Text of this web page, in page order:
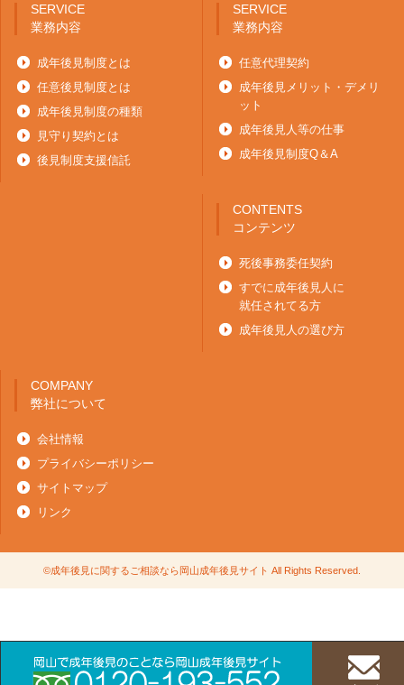
SERVICE
業務内容
成年後見制度とは
任意後見制度とは
成年後見制度の種類
見守り契約とは
後見制度支援信託
SERVICE
業務内容
任意代理契約
成年後見メリット・デメリ
ット
成年後見人等の仕事
成年後見制度Q＆A
CONTENTS
コンテンツ
死後事務委任契約
すでに成年後見人に
就任されてる方
成年後見人の選び方
COMPANY
弊社について
会社情報
プライバシーポリシー
サイトマップ
リンク
©成年後見に関するご相談なら岡山成年後見サイト All Rights Reserved.